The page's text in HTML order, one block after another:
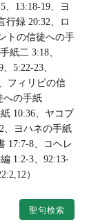
、13:18-19、ヨ
行録 20:32、ロ
トの信徒への手
紙二 3:18、
5:22-23、
フィリピの信
への手紙
10:36、ヤコブ
、ヨハネの手紙
17:7-8、コヘレ
1:2-3、92:13-
）
聖句検索